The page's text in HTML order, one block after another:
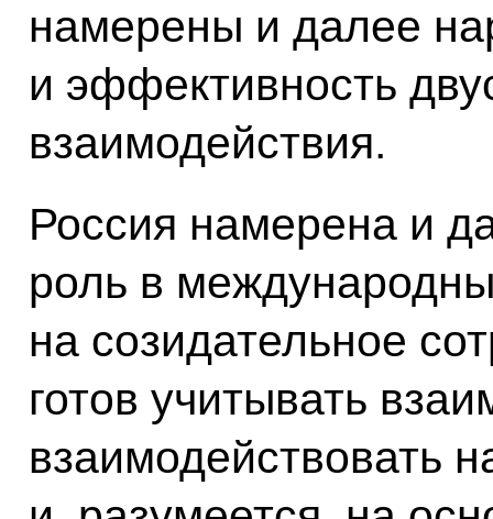
намерены и далее
и эффективность
взаимодействия.
Россия намерена и
роль в
на созидательное
готов учитывать
взаимодействовать